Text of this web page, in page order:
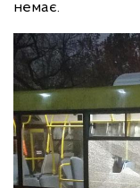
немає.